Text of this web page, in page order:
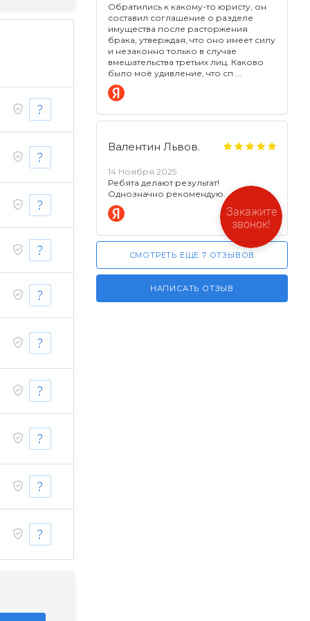
Обратились к какому-то юристу, он
составил соглашение о разделе
имущества после расторжения
брака, утверждая, что оно имеет силу
и незаконно только в случае
вмешательства третьих лиц. Каково
было моё удивление, что сп
Валентин Львов.
14 Ноября 2025
Ребята делают результат!
Однозначно рекомендую.
СМОТРЕТЬ ЕЩЕ 7 ОТЗЫВОВ
НАПИСАТЬ ОТЗЫВ
Закажите
звонок!